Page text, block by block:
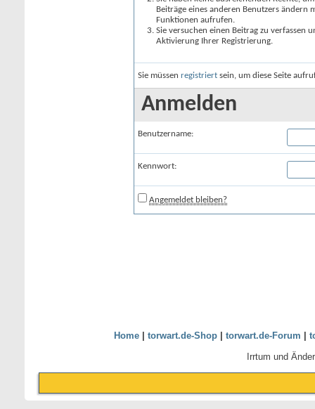
Beiträge eines anderen Benutzers
Funktionen aufrufen.
Sie versuchen einen Beitrag zu verfassen
Aktivierung Ihrer Registrierung.
Sie müssen registriert sein, um diese Seite
Anmelden
Benutzername:
Kennwort:
Angemeldet bleiben?
Home| torwart.de-Shop| torwart.de-Forum
Irrtum und